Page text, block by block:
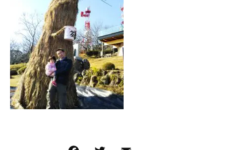
数量限定商品
ティーバック・粉末緑茶
心届けるギフトセット
お得なセット
深蒸し茶急須・茶缶・贈答箱・その他
心届けるギフトセット
お得なセット
深蒸し茶急須・茶缶・贈答箱・その他
価格帯
～
その他
在庫あり